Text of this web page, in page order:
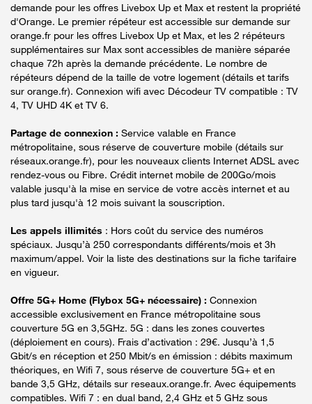
demande pour les offres Livebox Up et Max et restent la propriété
d'Orange. Le premier répéteur est accessible sur demande sur
orange.fr pour les offres Livebox Up et Max, et les 2 répéteurs
supplémentaires sur Max sont accessibles de manière séparée
chaque 72h après la demande précédente. Le nombre de
répéteurs dépend de la taille de votre logement (détails et tarifs
sur orange.fr). Connexion wifi avec Décodeur TV compatible : TV
4, TV UHD 4K et TV 6.
Partage de connexion : Service valable en France
métropolitaine, sous réserve de couverture mobile (détails sur
réseaux.orange.fr), pour les nouveaux clients Internet ADSL avec
rendez-vous ou Fibre. Crédit internet mobile de 200Go/mois
valable jusqu'à la mise en service de votre accès internet et au
plus tard jusqu'à 12 mois suivant la souscription.
Les appels illimités : Hors coût du service des numéros
spéciaux. Jusqu’à 250 correspondants différents/mois et 3h
maximum/appel. Voir la liste des destinations sur la fiche tarifaire
en vigueur.
Offre 5G+ Home (Flybox 5G+ nécessaire) : Connexion
accessible exclusivement en France métropolitaine sous
couverture 5G en 3,5GHz. 5G : dans les zones couvertes
(déploiement en cours). Frais d’activation : 29€. Jusqu’à 1,5
Gbit/s en réception et 250 Mbit/s en émission : débits maximum
théoriques, en Wifi 7, sous réserve de couverture 5G+ et en
bande 3,5 GHz, détails sur reseaux.orange.fr. Avec équipements
compatibles. Wifi 7 : en dual band, 2,4 GHz et 5 GHz sous